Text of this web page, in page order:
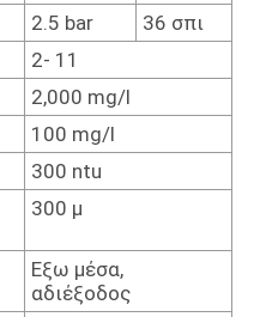
2.5 bar
36 σπι
2- 11
2,000 mg/l
100 mg/l
300 ntu
300 μ
Εξω μέσα,
αδιέξοδος